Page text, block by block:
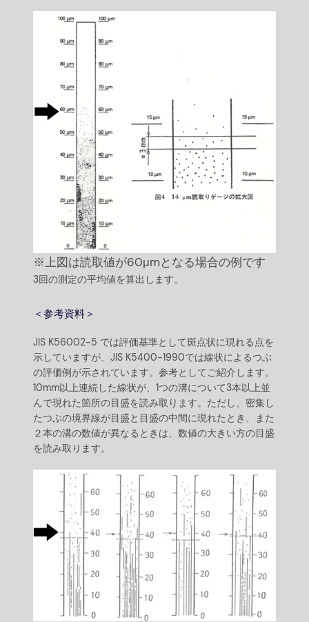
※上図は読取値が60μmとなる場合の例です
3回の測定の平均値を算出します。
＜参考資料＞
JIS K56002-5 では評価基準として斑点状に現れる点を
示していますが、JIS K5400-1990では線状によるつぶ
の評価例が示されています。参考としてご紹介します。
10mm以上連続した線状が、1つの溝について3本以上並
んで現れた箇所の目盛を読み取ります。ただし、密集し
たつぶの境界線が目盛と目盛の中間に現れたとき、また
２本の溝の数値が異なるときは、数値の大きい方の目盛
を読み取ります。